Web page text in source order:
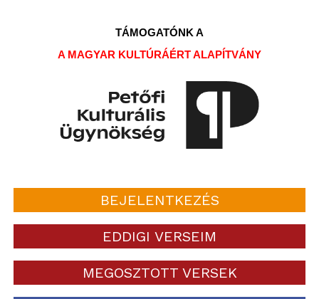
TÁMOGATÓNK A
A MAGYAR KULTÚRÁÉRT ALAPÍTVÁNY
BEJELENTKEZÉS
EDDIGI VERSEIM
MEGOSZTOTT VERSEK